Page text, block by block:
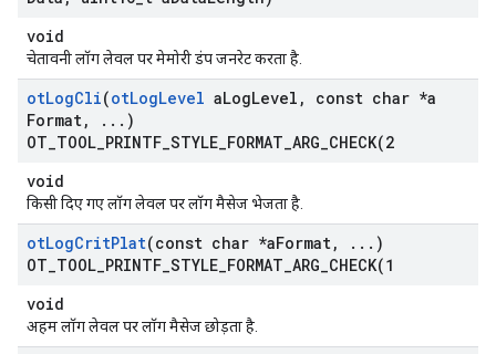
void
चेतावनी लॉग लेवल पर मेमोरी डंप जनरेट करता है.
otLogCli(otLogLevel aLogLevel ,
const char *a
Format, . . . )
OT_TOOL_PRINTF_STYLE_FORMAT_ARG_CHECK(2
void
किसी दिए गए लॉग लेवल पर लॉग मैसेज भेजता है.
otLogCritPlat(const char *aFormat, . . . )
OT_TOOL_PRINTF_STYLE_FORMAT_ARG_CHECK(1
void
अहम लॉग लेवल पर लॉग मैसेज छोड़ता है.